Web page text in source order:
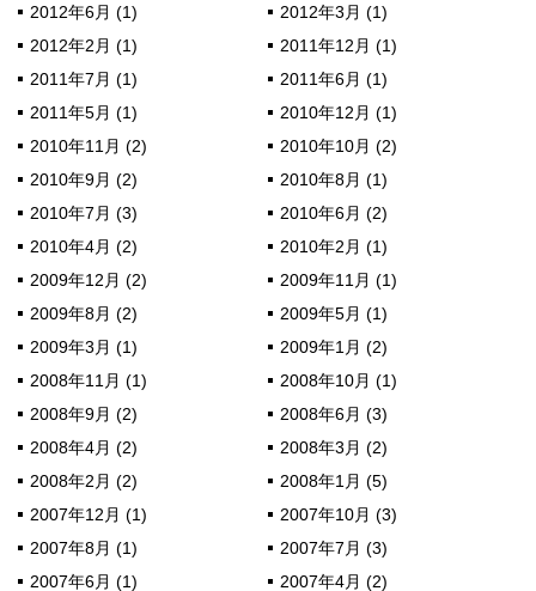
2012年6月 (1)
2012年3月 (1)
2012年2月 (1)
2011年12月 (1)
2011年7月 (1)
2011年6月 (1)
2011年5月 (1)
2010年12月 (1)
2010年11月 (2)
2010年10月 (2)
2010年9月 (2)
2010年8月 (1)
2010年7月 (3)
2010年6月 (2)
2010年4月 (2)
2010年2月 (1)
2009年12月 (2)
2009年11月 (1)
2009年8月 (2)
2009年5月 (1)
2009年3月 (1)
2009年1月 (2)
2008年11月 (1)
2008年10月 (1)
2008年9月 (2)
2008年6月 (3)
2008年4月 (2)
2008年3月 (2)
2008年2月 (2)
2008年1月 (5)
2007年12月 (1)
2007年10月 (3)
2007年8月 (1)
2007年7月 (3)
2007年6月 (1)
2007年4月 (2)